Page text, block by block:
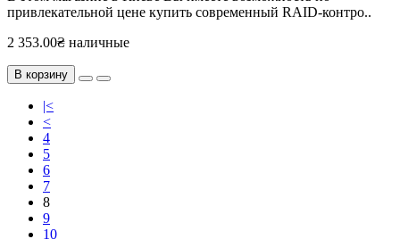
привлекательной цене купить современный RAID-контро..
2 353.00₴ наличные
В корзину
|<
<
4
5
6
7
8
9
10